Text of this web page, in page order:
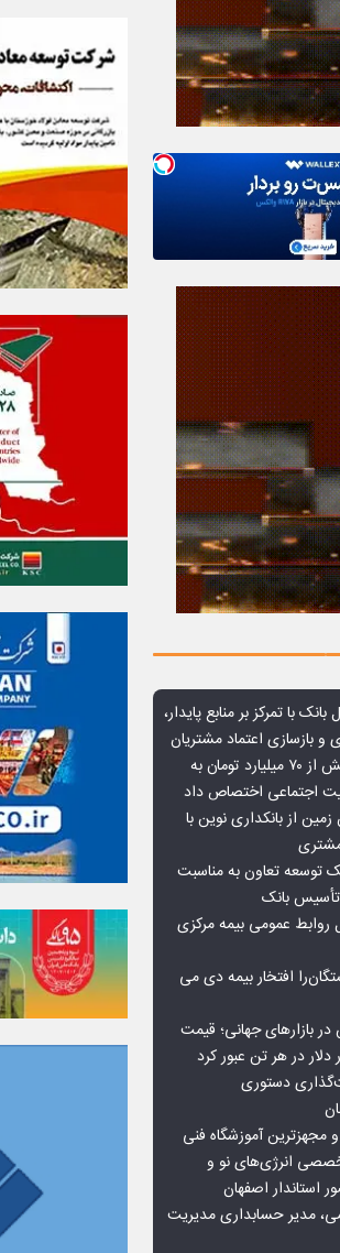
با تمرکز بر منابع پایدار،
و بازسازی اعتماد مشتریان
بانک مهر ایران بیش از ۷۰ میلیارد تومان به
اجتماعی اختصاص داد
از بانکداری نوین با
توسعه تعاون به مناسبت
روابط عمومی بیمه مرکزی
افتخار بیمه دی می
بازارهای جهانی؛ قیمت
دستوری
مجهزترین آموزشگاه فنی
انرژی‌های نو و
استاندار اصفهان
مدیر حسابداری مدیریت